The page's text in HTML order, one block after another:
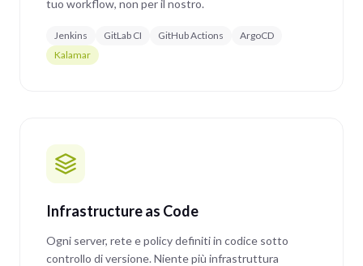
tuo workflow, non per il nostro.
Jenkins GitLab CI GitHub Actions
ArgoCD
Kalamar
Infrastructure as Code
Ogni server, rete e policy definiti in codice sotto
controllo di versione. Niente più infrastruttura